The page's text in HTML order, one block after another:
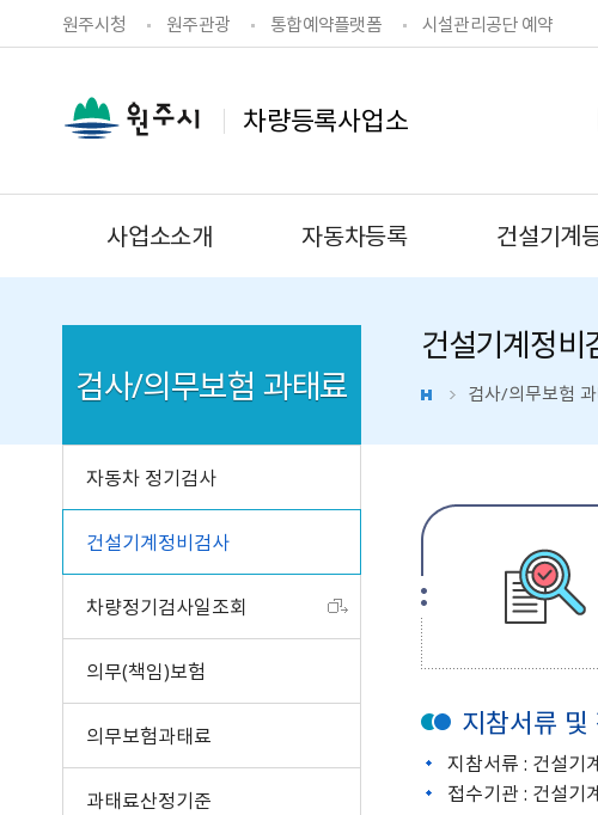
원주시청 원주관광 통합예약플랫폼 시설관리공단 예약
차량등록사업소
사업소소개 자동차등록 건설기계
검사/의무보험 과태료
자동차 정기검사
건설기계정비검사
차량정기검사일조회
의무(책임)보험
의무보험과태료
과태료산정기준
건설기계정비
검사/의무보험
지참서류 및
지참서류 : 건설기
접수기관 : 건설기